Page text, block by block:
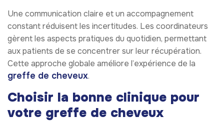
Une communication claire et un accompagnement
constant réduisent les incertitudes. Les coordinateurs
gèrent les aspects pratiques du quotidien, permettant
aux patients de se concentrer sur leur récupération.
Cette approche globale améliore l’expérience de la
greffe de cheveux.
Choisir la bonne clinique pour
votre greffe de cheveux